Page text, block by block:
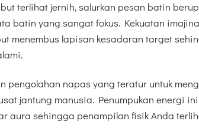
terlihat jernih, salurkan pesan batin
batin yang sangat fokus. Kekuatan
menembus lapisan kesadaran target
pengolahan napas yang teratur untuk
jantung manusia. Penumpukan energi
aura sehingga penampilan fisik Anda